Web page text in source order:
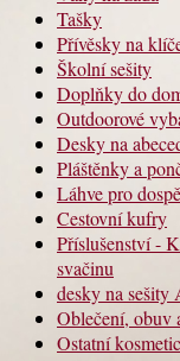
Tašky
Přívěsky na
Školní sešity
Doplňky do
Outdoorové
Desky na
Pláštěnky a
Láhve pro
Cestovní kufry
Příslušenství -
svačinu
desky na sešity
Oblečení, obuv
Ostatní